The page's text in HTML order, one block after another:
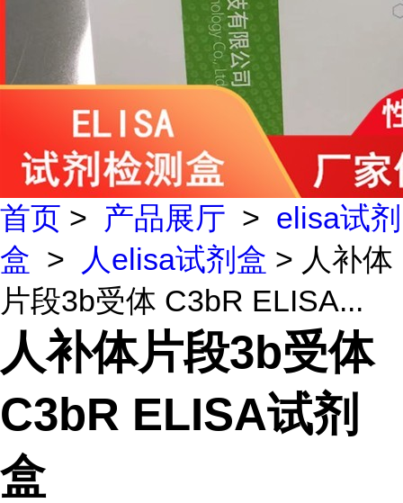
首页 > 产品展厅 > elisa试剂
盒 > 人elisa试剂盒 > 人补体
片段3b受体 C3bR ELISA...
人补体片段3b受体
C3bR ELISA试剂
盒